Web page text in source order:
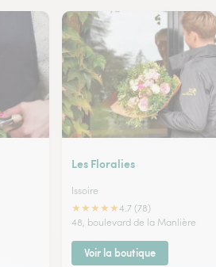
Les Floralies
Issoire
★★★★★4.7 (78)
48, boulevard de la Manlière
Voir la boutique